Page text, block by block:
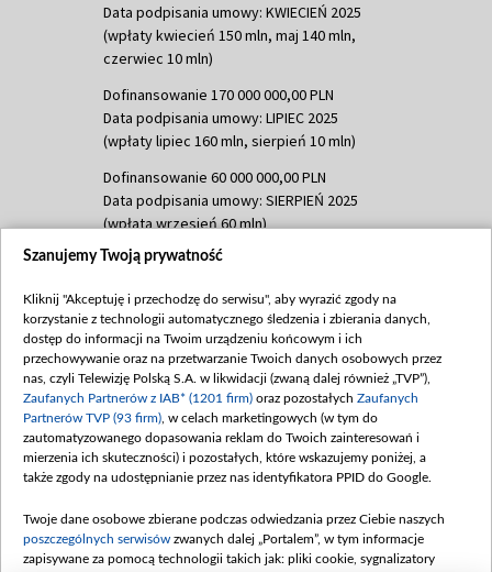
Data podpisania umowy: KWIECIEŃ 2025
(wpłaty kwiecień 150 mln, maj 140 mln,
czerwiec 10 mln)
Dofinansowanie 170 000 000,00 PLN
Data podpisania umowy: LIPIEC 2025
(wpłaty lipiec 160 mln, sierpień 10 mln)
Dofinansowanie 60 000 000,00 PLN
Data podpisania umowy: SIERPIEŃ 2025
(wpłata wrzesień 60 mln)
Dofinansowanie 635 783 051,21 PLN
(wpłata wrzesień 100 mln, październik 350
mln, listopad 265 mln)
Dofinansowanie 48 862 000,00 PLN
Data podpisania umowy: GRUDZIEŃ 2025
(wpłata grudzień 60,548 mln)
Dofinansowanie 900 000 000,00 PLN
Data podpisania umowy: LUTY 2026 (wpłata
kwiecień 180 mln, 7 maja 180 mln, 8
czerwca 90 mln)
Szanujemy Twoją prywatność
Kliknij "Akceptuję i przechodzę do serwisu", aby wyrazić zgody na
korzystanie z technologii automatycznego śledzenia i zbierania danych,
dostęp do informacji na Twoim urządzeniu końcowym i ich
przechowywanie oraz na przetwarzanie Twoich danych osobowych przez
nas, czyli Telewizję Polską S.A. w likwidacji (zwaną dalej również „TVP”),
Zaufanych Partnerów z IAB* (1201 firm) oraz pozostałych Zaufanych
Partnerów TVP (93 firm) , w celach marketingowych (w tym do
zautomatyzowanego dopasowania reklam do Twoich zainteresowań i
mierzenia ich skuteczności) i pozostałych, które wskazujemy poniżej, a
także zgody na udostępnianie przez nas identyfikatora PPID do Google.
Twoje dane osobowe zbierane podczas odwiedzania przez Ciebie naszych
poszczególnych serwisów zwanych dalej „Portalem”, w tym informacje
zapisywane za pomocą technologii takich jak: pliki cookie, sygnalizatory